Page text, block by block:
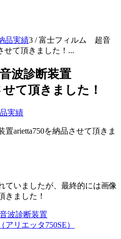
品実績3 / 富士フィルム 超音
せて頂きました！...
波診断装置
て頂きました！
実績
arietta750を納品させて頂きま
ていましたが、最終的には画像
きました！
波診断装置
アリエッタ750SE）